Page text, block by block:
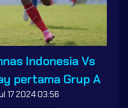
Indonesia Vs
pertama Grup A
17 2024 03:56